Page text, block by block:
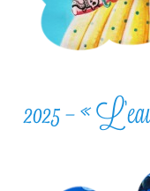
2025 – «